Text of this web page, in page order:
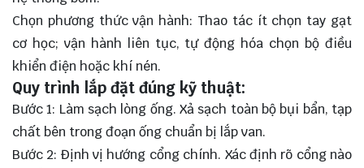
Chọn phương thức vận hành: Thao tác ít chọn tay gạt
cơ học; vận hành liên tục, tự động hóa chọn bộ điều
khiển điện hoặc khí nén.
Quy trình lắp đặt đúng kỹ thuật:
Bước 1: Làm sạch lòng ống. Xả sạch toàn bộ bụi bẩn, tạp
chất bên trong đoạn ống chuẩn bị lắp van.
Bước 2: Định vị hướng cổng chính. Xác định rõ cổng nào